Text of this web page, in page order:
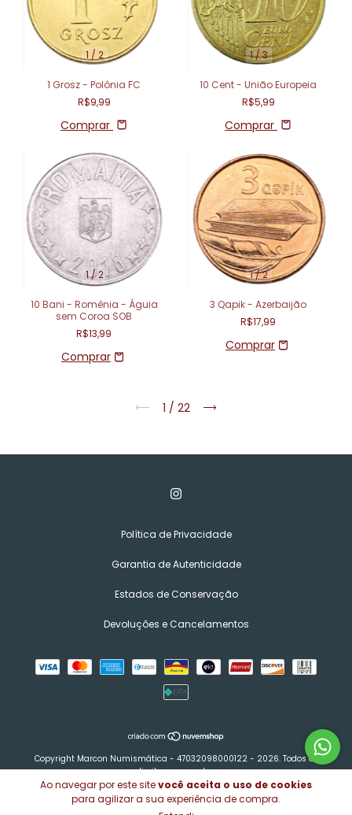
Ao navegar por este sitevocê aceita o uso de cookies
para agilizar a sua experiência de compra.
1 / 2
1 Grosz - Polônia FC
R$9,99
Comprar
1/3
10 Cent - União Europeia
R$5,99
Comprar
1/2
10 Bani - Romênia - Águia
sem Coroa SOB
R$13,99
1/2
3 Qapik - Azerbaijão
R$17,99
1 / 22
Política de Privacidade
Garantia de Autenticidade
Estados de Conservação
Devoluções e Cancelamentos
Copyright Marcon Numismática - 47032098000122 - 2026. Todos os
direitos reservados.